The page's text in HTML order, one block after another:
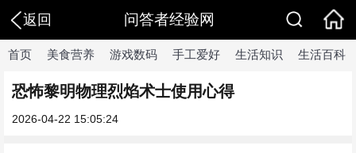
返回 问答者经验网
首页 美食营养 游戏数码 手工爱好 生活知识 生活百科
恐怖黎明物理烈焰术士使用心得
2026-04-22 15:05:24